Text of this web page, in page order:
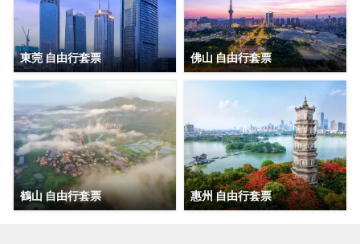
東莞 自由行套票 佛山 自由行套票
鶴山 自由行套票 惠州 自由行套票